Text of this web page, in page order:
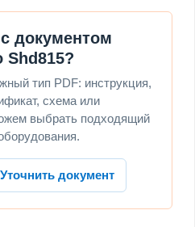
документом
Shd815?
тип PDF: инструкция,
схема или
выбрать подходящий
Уточнить документ